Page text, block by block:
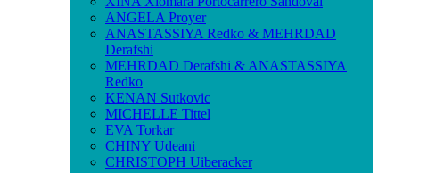
ANGELA Proyer
ANASTASSIYA Redko & MEHRDAD
Derafshi
MEHRDAD Derafshi & ANASTASSIYA
Redko
KENAN Sutkovic
MICHELLE Tittel
EVA Torkar
CHINY Udeani
CHRISTOPH Uiberacker